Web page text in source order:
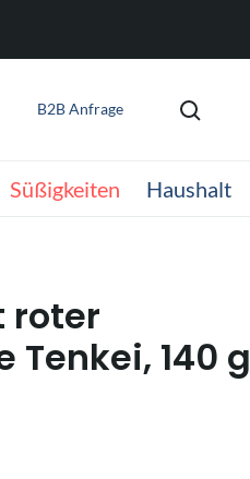
B2B Anfrage
Süßigkeiten Haushalt
roter
Tenkei, 140 g